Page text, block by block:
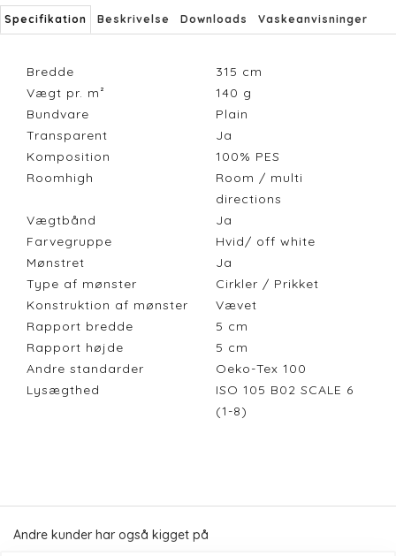
Specifikation Beskrivelse Downloads Vaskeanvisninger
Bredde 315 cm
Vægt pr. m²
140 g
Bundvare
Plain
Transparent
Ja
Komposition
100% PES
Roomhigh
Room / multi
directions
Vægtbånd
Ja
Farvegruppe
Hvid/ off white
Mønstret
Ja
Type af mønster
Cirkler / Prikket
Konstruktion af mønster
Vævet
Rapport bredde
5 cm
Rapport højde
5 cm
Andre standarder
Oeko-Tex 100
Lysægthed
ISO 105 B02 SCALE 6
(1-8)
Andre kunder har også kigget på